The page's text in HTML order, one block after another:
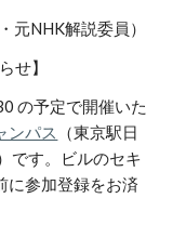
元NHK解説委員）
せ】
の予定で開催いた
ンパス
（東京駅日
です。ビルのセキ
に参加登録をお済